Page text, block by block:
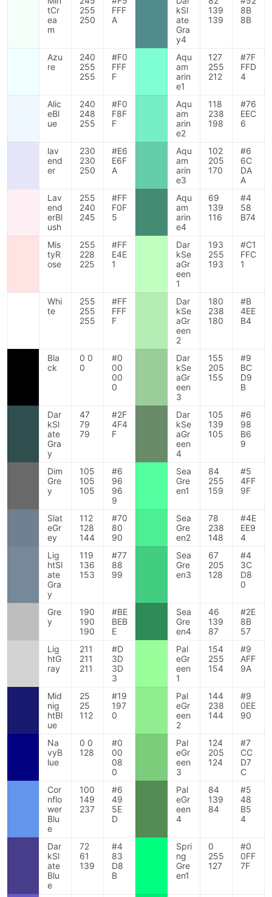
tCr
ea
m
255
250
FFF
A
kSl
ate
Gra
y4
139
139
8B
8B
Azu
re
240
255
255
#F0
FFF
F
Aqu
am
arin
e1
127
255
212
#7F
FFD
4
Alic
eBl
ue
240
248
255
#F0
F8F
F
Aqu
am
arin
e2
118
238
198
#76
EEC
6
lav
end
er
230
230
250
#E6
E6F
A
Aqu
am
arin
e3
102
205
170
#6
6C
DA
A
Lav
end
erBl
ush
255
240
245
#FF
F0F
5
Aqu
am
arin
e4
69
139
116
#4
58
B74
Mis
tyR
ose
255
228
225
#FF
E4E
1
Dar
kSe
aGr
een
1
193
255
193
#C1
FFC
1
Whi
te
255
255
255
#FF
FFF
F
Dar
kSe
aGr
een
2
180
238
180
#B
4EE
B4
Bla
ck
0 0
0
#0
00
00
0
Dar
kSe
aGr
een
3
155
205
155
#9
BC
D9
B
Dar
kSl
ate
Gra
y
47
79
79
#2F
4F4
F
Dar
kSe
aGr
een
4
105
139
105
#6
98
B6
9
Dim
Gre
y
105
105
105
#6
96
96
9
Sea
Gre
en1
84
255
159
#5
4FF
9F
Slat
eGr
ey
112
128
144
#70
80
90
Sea
Gre
en2
78
238
148
#4E
EE9
4
Lig
htSl
ate
Gra
y
119
136
153
#77
88
99
Sea
Gre
en3
67
205
128
#4
3C
D8
0
Gre
y
190
190
190
#BE
BEB
E
Sea
Gre
en4
46
139
87
#2E
8B
57
Lig
htG
ray
211
211
211
#D
3D
3D
3
Pal
eGr
een
1
154
255
154
#9
AFF
9A
Mid
nig
htBl
ue
25
25
112
#19
197
0
Pal
eGr
een
2
144
238
144
#9
0EE
90
Na
vyB
lue
0 0
128
#0
00
08
0
Pal
eGr
een
3
124
205
124
#7
CC
D7
C
Cor
nflo
wer
Blu
e
100
149
237
#6
49
5E
D
Pal
eGr
een
4
84
139
84
#5
48
B5
4
Dar
kSl
ate
Blu
e
72
61
139
#4
83
D8
B
Spri
ng
Gre
en1
0
255
127
#0
0FF
7F